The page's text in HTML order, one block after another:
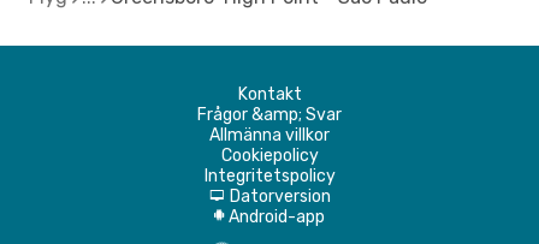
Kontakt
Frågor &amp; Svar
Allmänna villkor
Cookiepolicy
Integritetspolicy
d Datorversion
A Android-app